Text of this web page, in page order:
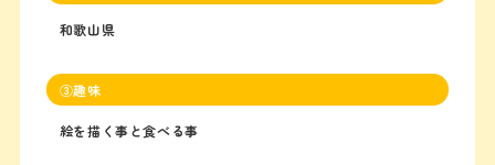
和歌山県
③趣味
絵を描く事と食べる事